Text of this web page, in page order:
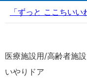
「ずっと ここちい
医療施設用/高齢者施
いやりドア